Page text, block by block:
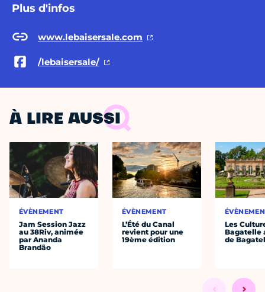
Plus d'infos
www.lebaisersale.com
/lebaisersale/
À LIRE AUSSI
ÉVÈNEMENT
Jam Session Jazz
au 38Riv, animée
par Ananda
Brandão
ÉVÈNEMENT
L’Été du Canal
revient pour une
19ème édition
Les
Bagatelle
de